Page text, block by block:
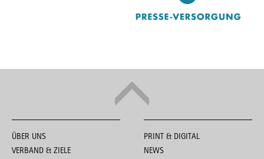
ÜBER UNS
VERBAND & ZIELE
PRINT & DIGITAL
NEWS